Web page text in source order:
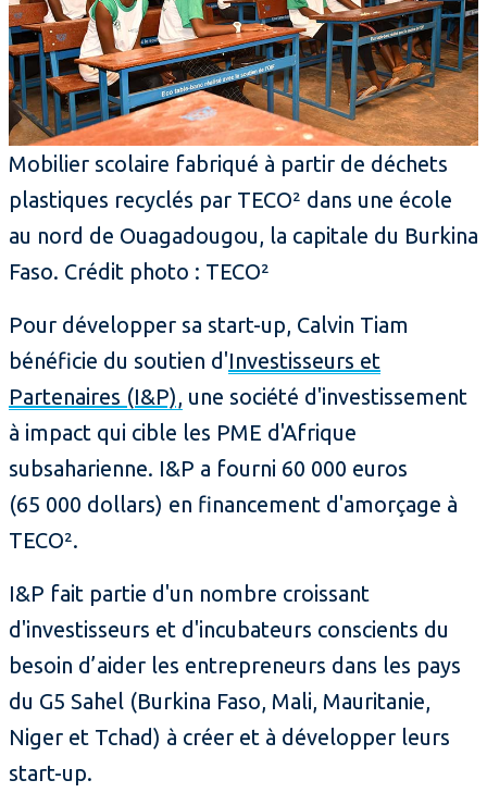
Mobilier scolaire fabriqué à partir de déchets
plastiques recyclés par TECO² dans une école
au nord de Ouagadougou, la capitale du Burkina
Faso. Crédit photo : TECO²
Pour développer sa start-up, Calvin Tiam
bénéficie du soutien d'Investisseurs et
Partenaires (I&P), une société d'investissement
à impact qui cible les PME d'Afrique
subsaharienne. I&P a fourni 60 000 euros
(65 000 dollars) en financement d'amorçage à
TECO².
I&P fait partie d'un nombre croissant
d'investisseurs et d'incubateurs conscients du
besoin d’aider les entrepreneurs dans les pays
du G5 Sahel (Burkina Faso, Mali, Mauritanie,
Niger et Tchad) à créer et à développer leurs
start-up.